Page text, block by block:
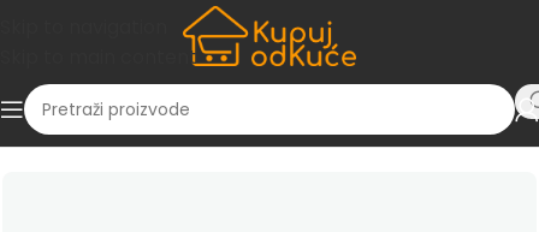
Skip to main content
tehnika/ Mašine za sušenje veša